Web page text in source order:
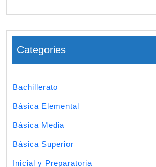
Categories
Bachillerato
Básica Elemental
Básica Media
Básica Superior
Inicial y Preparatoria